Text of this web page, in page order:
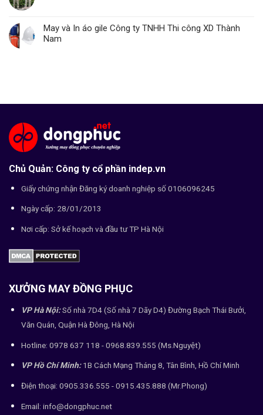
May và In áo gile Công ty TNHH Thi công XD Thành
Nam
Chủ Quản: Công ty cổ phần indep.vn
Giấy chứng nhận Đăng ký doanh nghiệp số 0106096245
Ngày cấp: 28/01/2013
Nơi cấp: Sở kế hoạch và đầu tư TP Hà Nội
XƯỞNG MAY ĐỒNG PHỤC
VP Hà Nội:Số nhà 7D4 (Số nhà 7 Dãy D4) Đường Bạch Thái Bưởi,
Văn Quán, Quận Hà Đông, Hà Nội
Hotline: 0978 637 118 - 0968.839.555 (Ms.Nguyệt)
VP Hồ Chí Minh:1B Cách Mạng Tháng 8, Tân Bình, Hồ Chí Minh
Điện thoại: 0905.336.555 - 0915.435.888 (Mr.Phong)
Email: info@dongphuc.net